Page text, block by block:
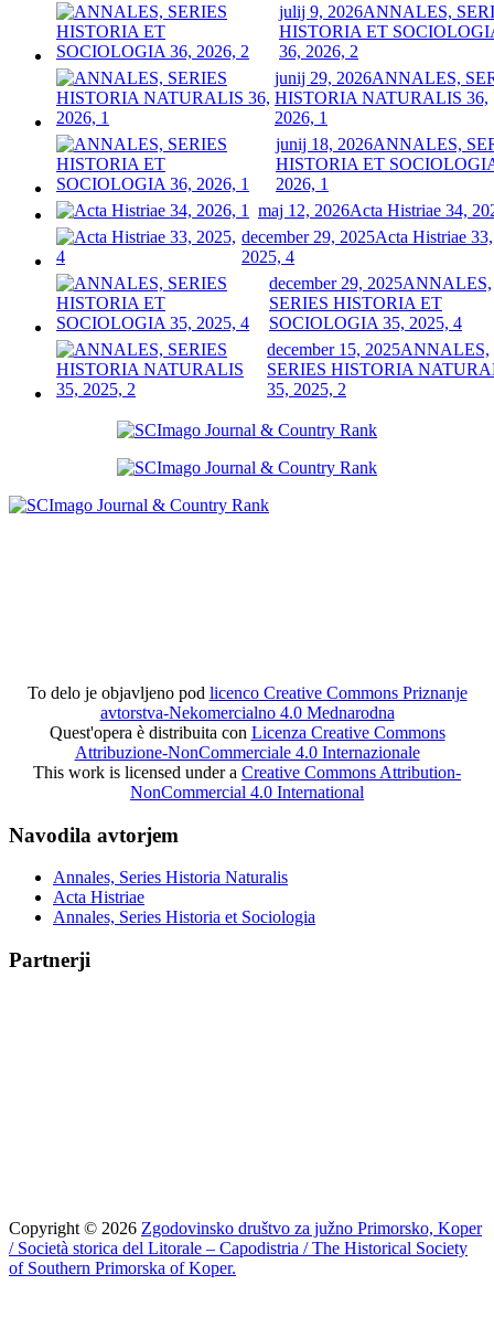
julij 9, 2026ANNALES,
HISTORIA ET
36, 2026, 2
junij 29, 2026ANNALES,
HISTORIA NATURALIS 36,
2026, 1
junij 18, 2026ANNALES,
HISTORIA ET
2026, 1
maj 12, 2026Acta Histriae 34,
december 29, 2025Acta Histriae 33,
2025, 4
december 29, 2025ANNALES,
SERIES HISTORIA ET
SOCIOLOGIA 35, 2025, 4
december 15, 2025ANNALES,
SERIES HISTORIA
35, 2025, 2
To delo je objavljeno pod licenco Creative Commons Priznanje
avtorstva-Nekomercialno 4.0 Mednarodna
Quest'opera è distribuita con Licenza Creative Commons
Attribuzione-NonCommerciale 4.0 Internazionale
This work is licensed under a Creative Commons Attribution-
NonCommercial 4.0 International
Navodila avtorjem
Annales, Series Historia Naturalis
Acta Histriae
Annales, Series Historia et Sociologia
Partnerji
Copyright © 2026 Zgodovinsko društvo za južno Primorsko, Koper
/ Società storica del Litorale – Capodistria / The Historical Society
of Southern Primorska of Koper.